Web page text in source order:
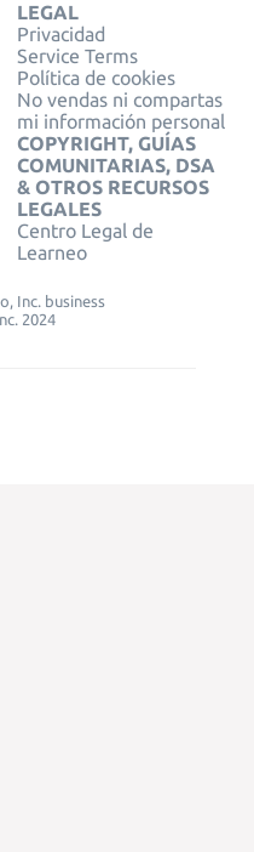
LEGAL
Privacidad
Service Terms
Política de cookies
No vendas ni compartas
mi información personal
COPYRIGHT, GUÍAS
COMUNITARIAS, DSA
& OTROS RECURSOS
LEGALES
Centro Legal de
Learneo
Inc. business
2024